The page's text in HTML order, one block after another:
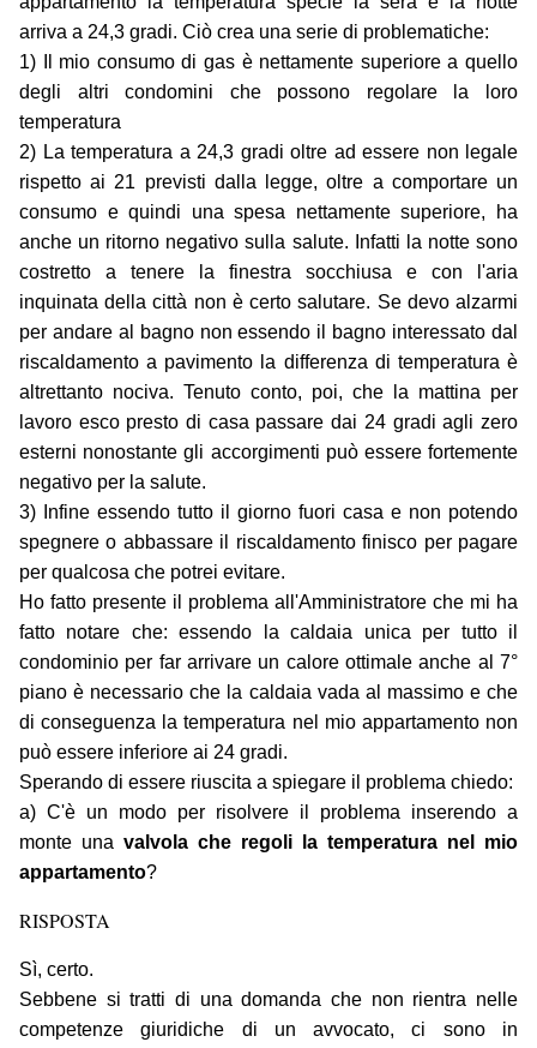
arriva a 24,3 gradi. Ciò crea una serie di problematiche:
1) Il mio consumo di gas è nettamente superiore a quello
degli altri condomini che possono regolare la loro
temperatura
2) La temperatura a 24,3 gradi oltre ad essere non legale
rispetto ai 21 previsti dalla legge, oltre a comportare un
consumo e quindi una spesa nettamente superiore, ha
anche un ritorno negativo sulla salute. Infatti la notte sono
costretto a tenere la finestra socchiusa e con l'aria
inquinata della città non è certo salutare. Se devo alzarmi
per andare al bagno non essendo il bagno interessato dal
riscaldamento a pavimento la differenza di temperatura è
altrettanto nociva. Tenuto conto, poi, che la mattina per
lavoro esco presto di casa passare dai 24 gradi agli zero
esterni nonostante gli accorgimenti può essere fortemente
negativo per la salute.
3) Infine essendo tutto il giorno fuori casa e non potendo
spegnere o abbassare il riscaldamento finisco per pagare
per qualcosa che potrei evitare.
Ho fatto presente il problema all'Amministratore che mi ha
fatto notare che: essendo la caldaia unica per tutto il
condominio per far arrivare un calore ottimale anche al 7°
piano è necessario che la caldaia vada al massimo e che
di conseguenza la temperatura nel mio appartamento non
può essere inferiore ai 24 gradi.
Sperando di essere riuscita a spiegare il problema chiedo:
a) C'è un modo per risolvere il problema inserendo a
monte una valvola che regoli la temperatura nel mio
appartamento?
RISPOSTA
Sì, certo.
Sebbene si tratti di una domanda che non rientra nelle
competenze giuridiche di un avvocato, ci sono in